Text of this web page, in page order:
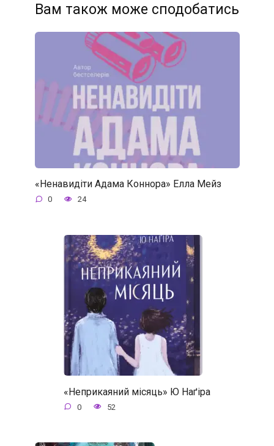
Вам також може сподобатись
«Ненавидіти Адама Коннора» Елла Мейз
0 24
«Неприкаяний місяць» Ю Наґіра
0 52